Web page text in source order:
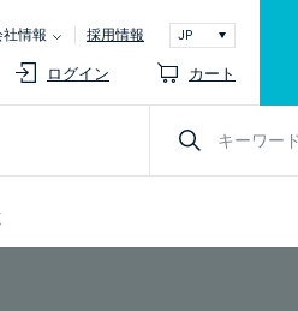
社情報 採用情報
ログイン カート